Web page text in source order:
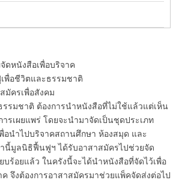
ดหนังสือเพื่อบริจาค
อชีวิตและธรรมชาติ
มัครเพื่อสังคม
รมชาติ ต้องการนำหนังสือที่ไม่ใช้แล้วแต่เห็น
รเผยแพร่ โดยจะนำมาจัดเป็นชุดประเภท
อนำไปบริจาคสถานศึกษา ห้องสมุด และ
นี้มูลนิธิฟื้นฟูฯ ได้รับอาสาสมัครไปช่วยจัด
บร้อยแล้ว ในครังนี้จะได้นำหนังสือที่จัดไว้เพื่อ
จึงต้องการอาสาสมัครมาช่วยแพ็คจัดส่งต่อไป